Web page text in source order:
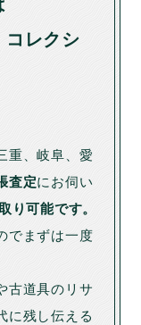
コレクシ
重、岐阜、愛
査定にお伺い
り可能です。
でまずは一度
古道具のリサ
に残し伝える